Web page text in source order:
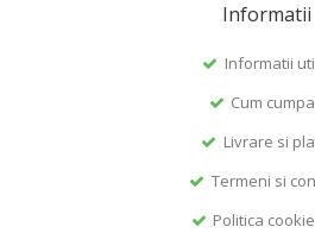
Informatii
Informatii
Cum
Livrare si
Termeni si
Politica